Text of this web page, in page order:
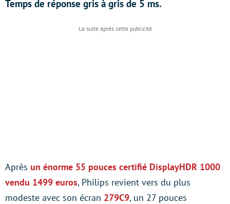
Temps de réponse gris à gris de 5 ms.
Après un énorme 55 pouces certifié DisplayHDR 1000
vendu 1499 euros, Philips revient vers du plus
modeste avec son écran 279C9, un 27 pouces